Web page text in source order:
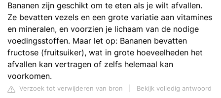
Bananen zijn geschikt om te eten als je wilt afvallen.
Ze bevatten vezels en een grote variatie aan vitamines
en mineralen, en voorzien je lichaam van de nodige
voedingsstoffen. Maar let op: Bananen bevatten
fructose (fruitsuiker), wat in grote hoeveelheden het
afvallen kan vertragen of zelfs helemaal kan
voorkomen.
Verzoek tot verwijderen van bron
Bekijk volledig antwoord